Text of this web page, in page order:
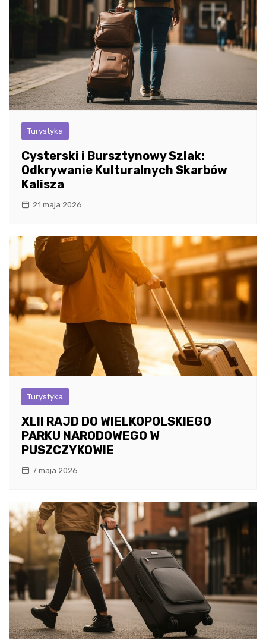
Turystyka
Cysterski i Bursztynowy Szlak:
Odkrywanie Kulturalnych Skarbów
Kalisza
21 maja 2026
Turystyka
XLII RAJD DO WIELKOPOLSKIEGO
PARKU NARODOWEGO W
PUSZCZYKOWIE
7 maja 2026